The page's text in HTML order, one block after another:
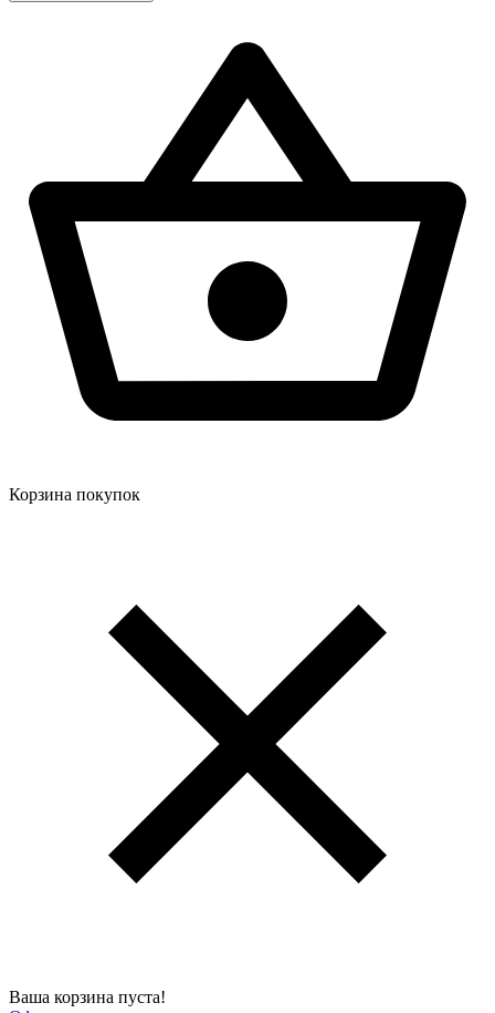
Корзина покупок
Ваша корзина пуста!